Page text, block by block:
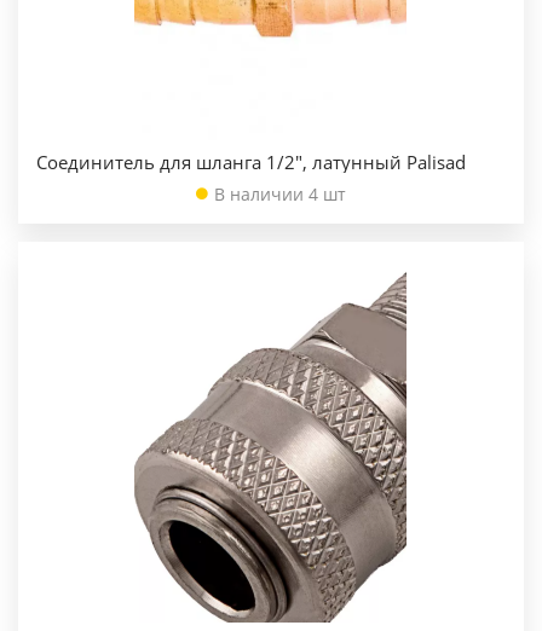
Соединитель для шланга 1/2", латунный Palisad
В наличии 4 шт